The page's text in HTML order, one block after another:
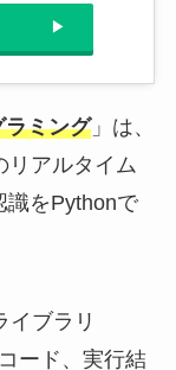
ミング」は、
リアルタイム
識をPythonで
イブラリ
ード、実行結